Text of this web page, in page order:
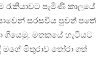
රැකියාවට පැමිණි කාලයේ
සරසවිය පුවත් පතේ
මතකයේ හැටියට
මිතුරාව තෝරා ගත්